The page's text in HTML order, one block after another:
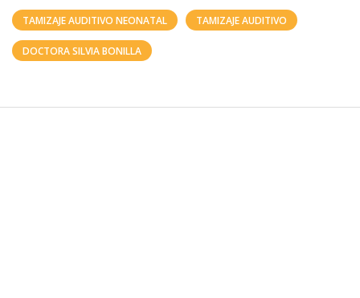
TAMIZAJE AUDITIVO NEONATAL TAMIZAJE AUDITIVO
DOCTORA SILVIA BONILLA